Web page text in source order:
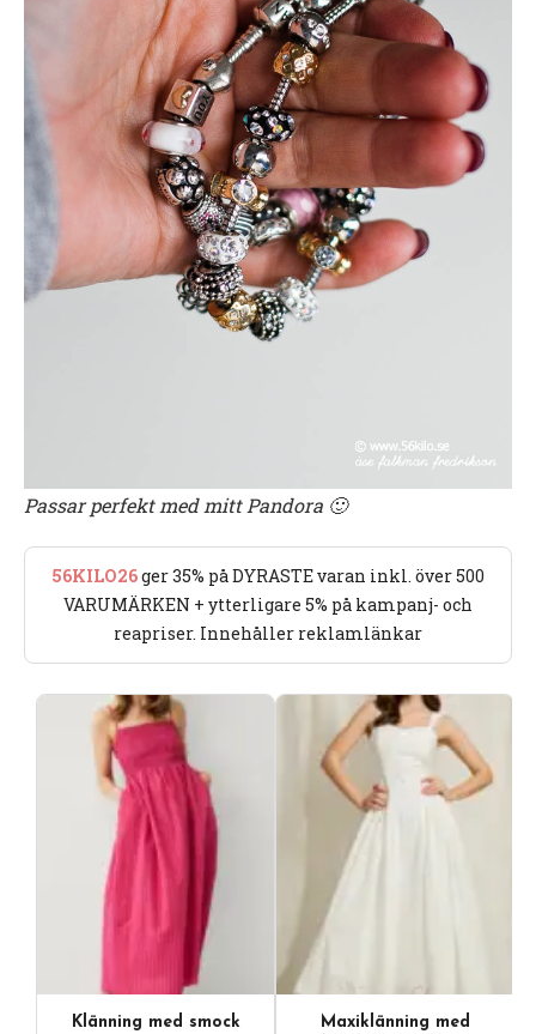
Passar perfekt med mitt Pandora 🙂
56KILO26ger 35% på DYRASTE varan inkl. över 500
VARUMÄRKEN + ytterligare 5% på kampanj- och
reapriser. Innehåller reklamlänkar
Klänning med smock
Maxiklänning med